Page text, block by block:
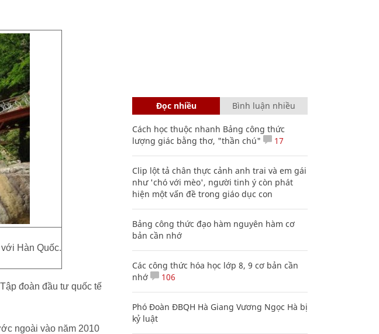
Hàn Quốc.
đoàn đầu tư quốc tế
ngoài vào năm 2010
Đọc nhiều Bình luận nhiều
Cách học thuộc nhanh Bảng công thức
lượng giác bằng thơ, "thần chú"
17
Clip lột tả chân thực cảnh anh trai và em gái
như 'chó với mèo', người tinh ý còn phát
hiện một vấn đề trong giáo dục con
Bảng công thức đạo hàm nguyên hàm cơ
bản cần nhớ
Các công thức hóa học lớp 8, 9 cơ bản cần
nhớ
106
Phó Đoàn ĐBQH Hà Giang Vương Ngọc Hà bị
kỷ luật